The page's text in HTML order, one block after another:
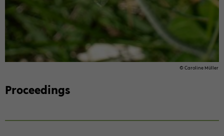
© Car­o­line Müller
Pro­ceed­ings